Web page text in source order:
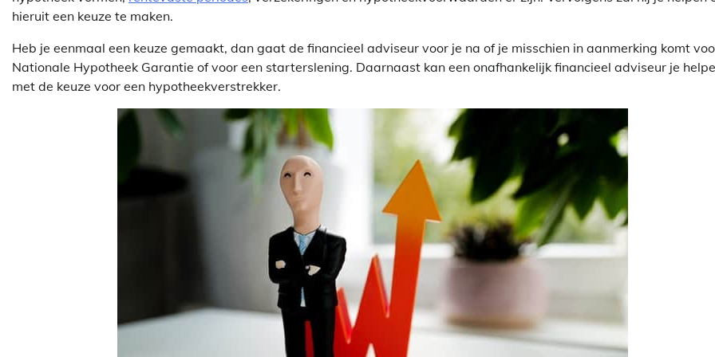
hieruit een keuze te maken.
Heb je eenmaal een keuze gemaakt, dan gaat de financieel adviseur voor je na of je misschien in aanmerking komt
Nationale Hypotheek Garantie of voor een starterslening. Daarnaast kan een onafhankelijk financieel adviseur je
met de keuze voor een hypotheekverstrekker.